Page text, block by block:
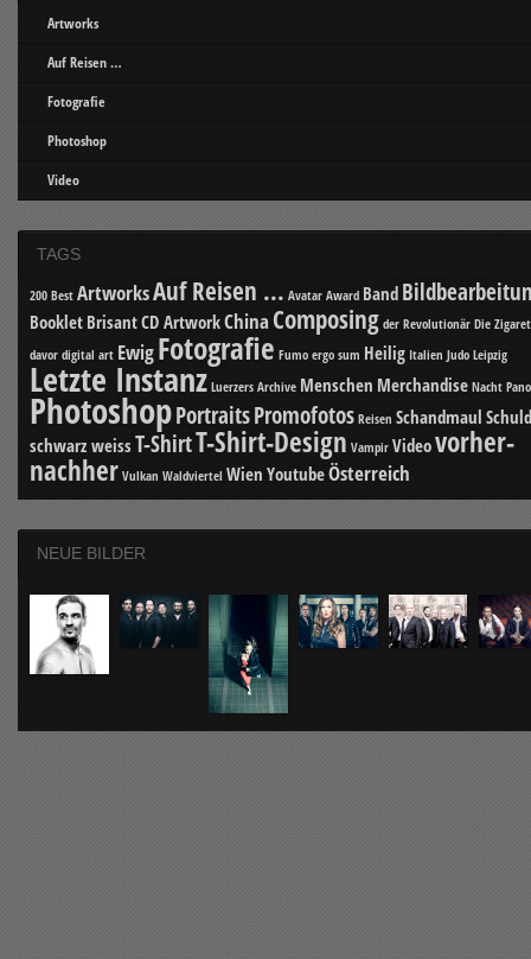
Artworks
Auf Reisen …
Fotografie
Photoshop
Video
TAGS
200 Best ArtworksAuf Reisen ... Avatar Award Band
Booklet BrisantCD ArtworkChinaComposing der Revolutionär Die
davor digital art EwigFotografie Fumo ergo sum Heilig Italien Judo Leipzig
Letzte Instanz Luerzers Archive Menschen Merchandise Nacht
PhotoshopPortraitsPromofotos Reisen Schandmaul
schwarz weissT-ShirtT-Shirt-Design Vampir Videovorher-
nachher Vulkan Waldviertel Wien YoutubeÖsterreich
NEUE BILDER